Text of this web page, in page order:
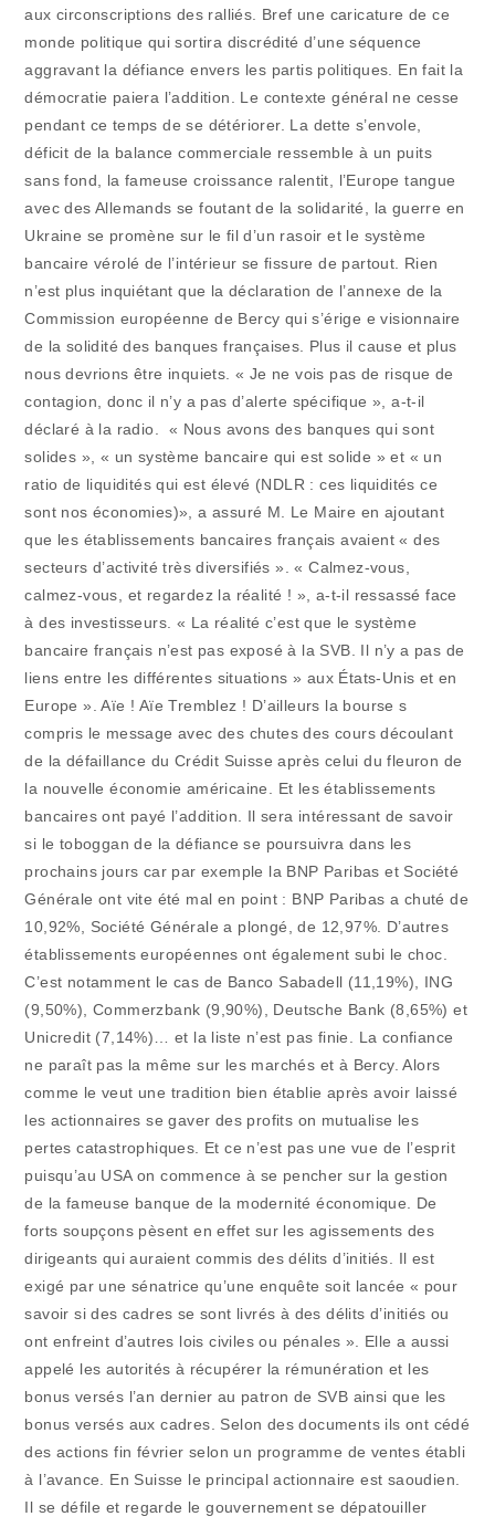
aux circonscriptions des ralliés. Bref une caricature de ce
monde politique qui sortira discrédité d’une séquence
aggravant la défiance envers les partis politiques. En fait la
démocratie paiera l’addition. Le contexte général ne cesse
pendant ce temps de se détériorer. La dette s’envole,
déficit de la balance commerciale ressemble à un puits
sans fond, la fameuse croissance ralentit, l’Europe tangue
avec des Allemands se foutant de la solidarité, la guerre en
Ukraine se promène sur le fil d’un rasoir et le système
bancaire vérolé de l’intérieur se fissure de partout. Rien
n’est plus inquiétant que la déclaration de l’annexe de la
Commission européenne de Bercy qui s’érige e visionnaire
de la solidité des banques françaises. Plus il cause et plus
nous devrions être inquiets. « Je ne vois pas de risque de
contagion, donc il n’y a pas d’alerte spécifique », a-t-il
déclaré à la radio. « Nous avons des banques qui sont
solides », « un système bancaire qui est solide » et « un
ratio de liquidités qui est élevé (NDLR : ces liquidités ce
sont nos économies)», a assuré M. Le Maire en ajoutant
que les établissements bancaires français avaient « des
secteurs d’activité très diversifiés ». « Calmez-vous,
calmez-vous, et regardez la réalité ! », a-t-il ressassé face
à des investisseurs. « La réalité c’est que le système
bancaire français n’est pas exposé à la SVB. Il n’y a pas de
liens entre les différentes situations » aux États-Unis et en
Europe ». Aïe ! Aïe Tremblez ! D’ailleurs la bourse s
compris le message avec des chutes des cours découlant
de la défaillance du Crédit Suisse après celui du fleuron de
la nouvelle économie américaine. Et les établissements
bancaires ont payé l’addition. Il sera intéressant de savoir
si le toboggan de la défiance se poursuivra dans les
prochains jours car par exemple la BNP Paribas et Société
Générale ont vite été mal en point : BNP Paribas a chuté de
10,92%, Société Générale a plongé, de 12,97%. D’autres
établissements européennes ont également subi le choc.
C’est notamment le cas de Banco Sabadell (11,19%), ING
(9,50%), Commerzbank (9,90%), Deutsche Bank (8,65%) et
Unicredit (7,14%)… et la liste n’est pas finie. La confiance
ne paraît pas la même sur les marchés et à Bercy. Alors
comme le veut une tradition bien établie après avoir laissé
les actionnaires se gaver des profits on mutualise les
pertes catastrophiques. Et ce n’est pas une vue de l’esprit
puisqu’au USA on commence à se pencher sur la gestion
de la fameuse banque de la modernité économique. De
forts soupçons pèsent en effet sur les agissements des
dirigeants qui auraient commis des délits d’initiés. Il est
exigé par une sénatrice qu’une enquête soit lancée « pour
savoir si des cadres se sont livrés à des délits d’initiés ou
ont enfreint d’autres lois civiles ou pénales ». Elle a aussi
appelé les autorités à récupérer la rémunération et les
bonus versés l’an dernier au patron de SVB ainsi que les
bonus versés aux cadres. Selon des documents ils ont cédé
des actions fin février selon un programme de ventes établi
à l’avance. En Suisse le principal actionnaire est saoudien.
Il se défile et regarde le gouvernement se dépatouiller